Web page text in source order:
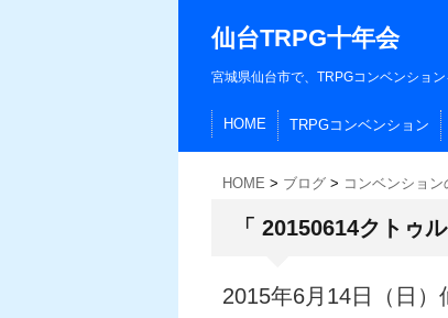
仙台TRPG十年会
宮城県仙台市で、TRPGコンベンション
HOME TRPGコンベンション
HOME > ブログ > コンベンショ
「 20150614クトゥ
2015年6月14日（日）